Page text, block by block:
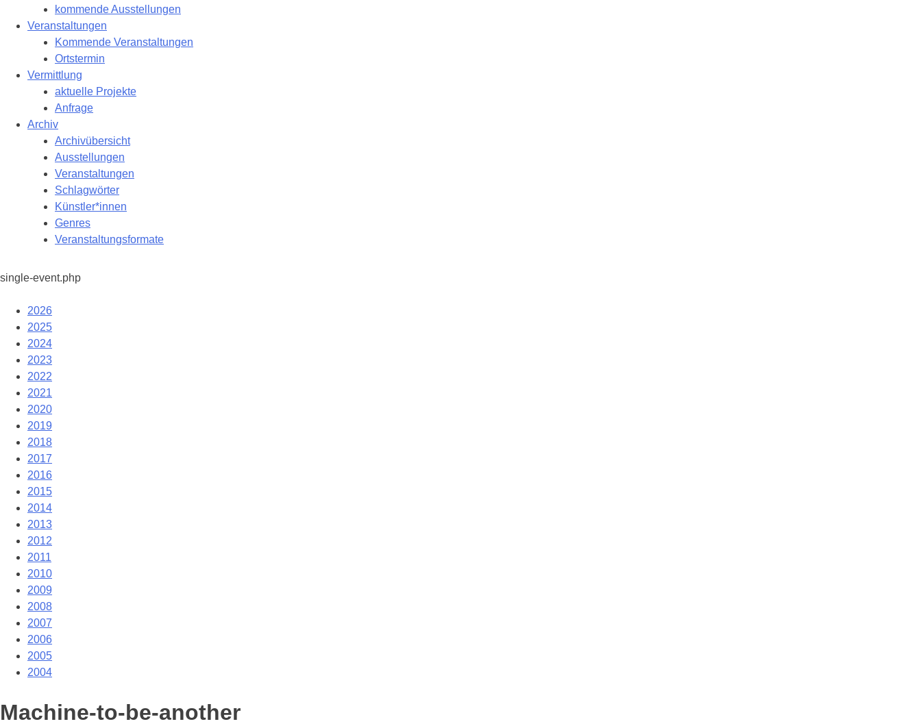
kommende Ausstellungen
Veranstaltungen
Kommende Veranstaltungen
Ortstermin
Vermittlung
aktuelle Projekte
Anfrage
Archiv
Archivübersicht
Ausstellungen
Veranstaltungen
Schlagwörter
Künstler*innen
Genres
Veranstaltungsformate
single-event.php
2026
2025
2024
2023
2022
2021
2020
2019
2018
2017
2016
2015
2014
2013
2012
2011
2010
2009
2008
2007
2006
2005
2004
Machine-to-be-another